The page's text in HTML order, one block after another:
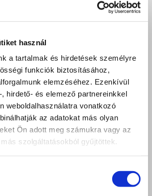
használ
a tartalmak és hirdetések személyre
funkciók biztosításához,
elemzéséhez. Ezenkívül
hirdető- és elemező partnereinkkel
weboldalhasználatra vonatkozó
az adatokat más olyan
Ön adott meg számukra vagy az
szolgáltatásokból gyűjtöttek.